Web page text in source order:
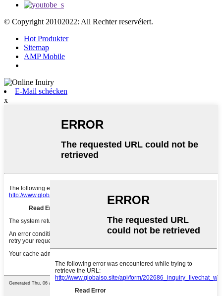
© Copyright 20102022: All Rechter reservéiert.
Hot Produkter
Sitemap
AMP Mobile
E-Mail schécken
x